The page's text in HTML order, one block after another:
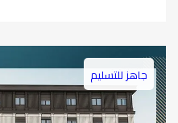
جاهز للتسليم